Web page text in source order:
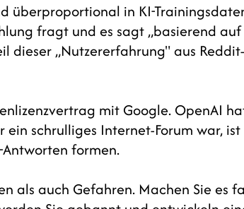
überproportional in KI-
fragt und es sagt „basierend auf
dieser „Nutzererfahrung" aus Reddit-
mit Google. OpenAI
schrulliges Internet-Forum war, ist
formen.
als auch Gefahren. Machen Sie es